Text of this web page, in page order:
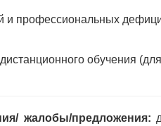
профессиональных
обучения
жалобы/предложения: